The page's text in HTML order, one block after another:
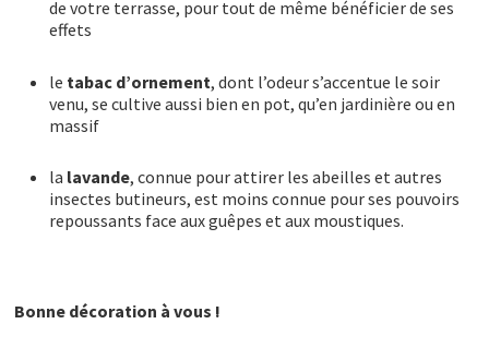
de votre terrasse, pour tout de même bénéficier de ses
effets
le tabac d’ornement, dont l’odeur s’accentue le soir
venu, se cultive aussi bien en pot, qu’en jardinière ou en
massif
la lavande, connue pour attirer les abeilles et autres
insectes butineurs, est moins connue pour ses pouvoirs
repoussants face aux guêpes et aux moustiques.
Bonne décoration à vous !